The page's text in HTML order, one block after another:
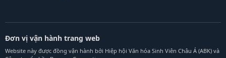
Đơn vị vận hành trang web
Website này được đồng vận hành bởi Hiệp hội Văn hóa Sinh Viên Châu Á (ABK) và